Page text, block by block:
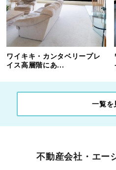
ワイキキ・カンタベリープレ
イス高層階にあ...
一覧を
不動産会社・エー